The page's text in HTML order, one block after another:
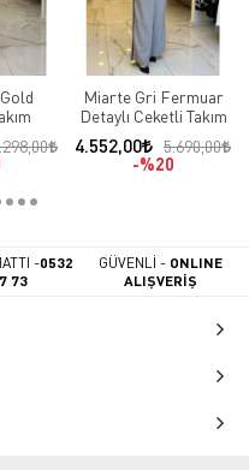
Miarte Gri Fermuar
Detaylı Ceketli Takım
4.552,00
5.690,00
%20
-0532
73
GÜVENLİ - ONLINE
ALIŞVERİŞ